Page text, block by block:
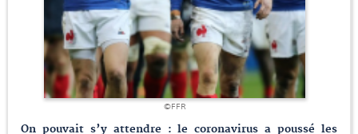
©FFR
On pouvait s’y attendre : le coronavirus a poussé les